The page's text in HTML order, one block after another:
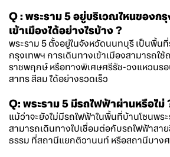
Q : พระราม 5อยู่บริเวณไหนของกรุ
เข้าเมืองได้อย่างไรบ้าง ?
พระราม 5 ตั้งอยู่ในจังหวัดนนทบุรี เป็นพื้นที่
กรุงเทพฯ การเดินทางเข้าเมืองสามารถใ
ราชพฤกษ์ หรือทางพิเศษศรีรัช-วงแหวนร
สาทร สีลม ได้อย่างรวดเร็ว
Q: พระราม 5 มีรถไฟฟ้าผ่านหรือไม่
แม้ว่าจะยังไม่มีรถไฟฟ้าในพื้นที่บ้านโซนพร
สามารถเดินทางไปเชื่อมต่อกับรถไฟฟ้าสา
ธรรม ที่สถานีแยกติวานนท์ หรือสถานีบางศ